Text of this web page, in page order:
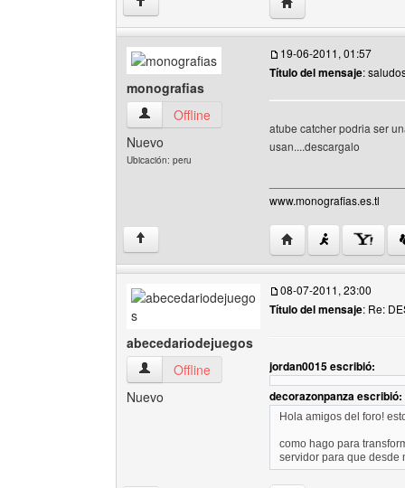
monografias
monografias Ver perfil del usuario
Offline
Nuevo
Ubicación: peru
19-06-2011, 01:57
Título del mensaje:
atube catcher podria ser
usan....descargalo
www.monografias.es.tl
↑ Visitar sitio web del
abecedariodejuegos
abecedariodejuegos Ver perfil del usuario
Offline
Nuevo
08-07-2011, 23:00
Título del mensaje: Re:
jordan0015 escribió:
decorazonpanza escribió:
Hola amigos del foro!
como hago para
servidor para que desde